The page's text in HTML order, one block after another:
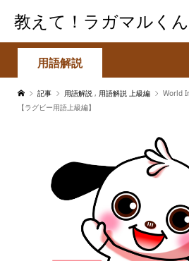
教えて！ラガマルくん
用語解説
記事 用語解説 , 用語解説 上級編
World
【ラグビー用語上級編】